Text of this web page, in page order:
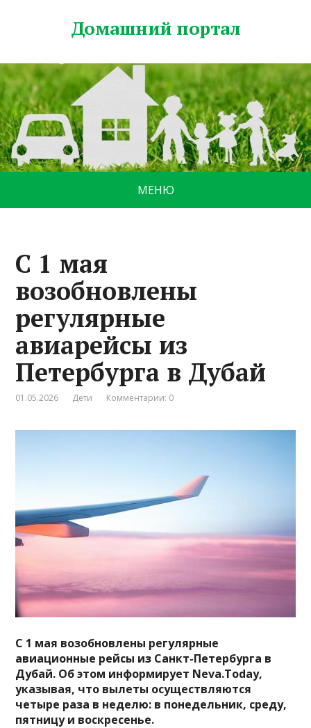
Домашний портал
МЕНЮ
С 1 мая
возобновлены
регулярные
авиарейсы из
Петербурга в Дубай
01.05.2026 Дети Комментарии: 0
С 1 мая возобновлены регулярные
авиационные рейсы из Санкт-Петербурга в
Дубай. Об этом информирует Neva.Today,
указывая, что вылеты осуществляются
четыре раза в неделю: в понедельник, среду,
пятницу и воскресенье.